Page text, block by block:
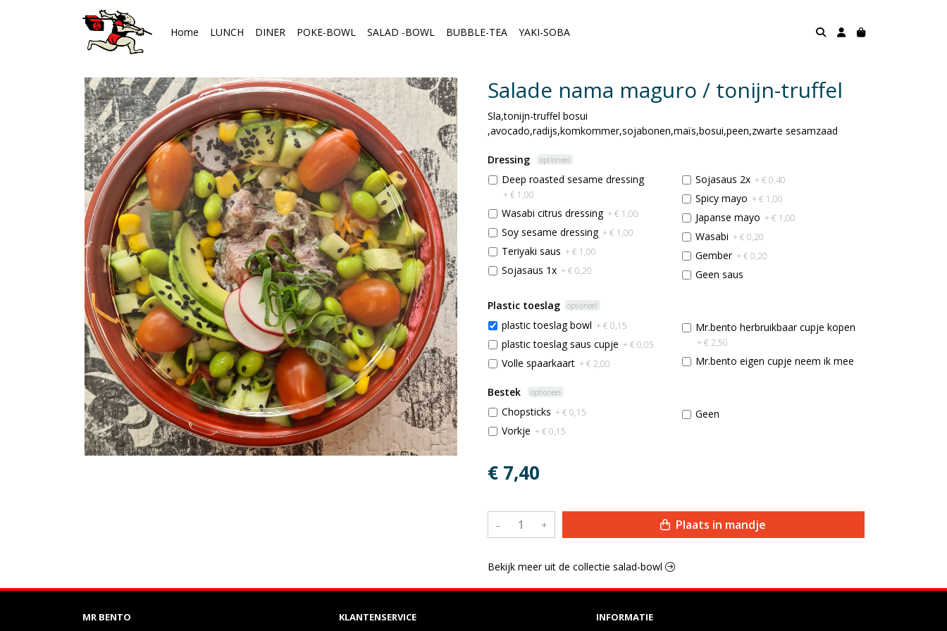
Home LUNCH DINER POKE-BOWL SALAD -BOWL BUBBLE-TEA YAKI-SOBA
Salade nama maguro / tonijn-truffel
Sla,tonijn-truffel bosui
,avocado,radijs,komkommer,sojabonen,maïs,bosui,peen,zwarte sesamzaad
Dressing optioneel
Deep roasted sesame dressing
+ € 1,00
Wasabi citrus dressing + € 1,00
Soy sesame dressing + € 1,00
Teriyaki saus + € 1,00
Sojasaus 1x + € 0,20
Sojasaus 2x + € 0,40
Spicy mayo + € 1,00
Japanse mayo + € 1,00
Wasabi + € 0,20
Gember + € 0,20
Geen saus
Plastic toeslag optioneel
plastic toeslag bowl + € 0,15
plastic toeslag saus cupje + € 0,05
Volle spaarkaart + € 2,00
Mr.bento herbruikbaar cupje kopen
+ € 2,50
Mr.bento eigen cupje neem ik mee
Bestek optioneel
Chopsticks + € 0,15
Vorkje + € 0,15
Geen
€ 7,40
– + Plaats in mandje
Bekijk meer uit de collectie salad-bowl
MR BENTO KLANTENSERVICE INFORMATIE